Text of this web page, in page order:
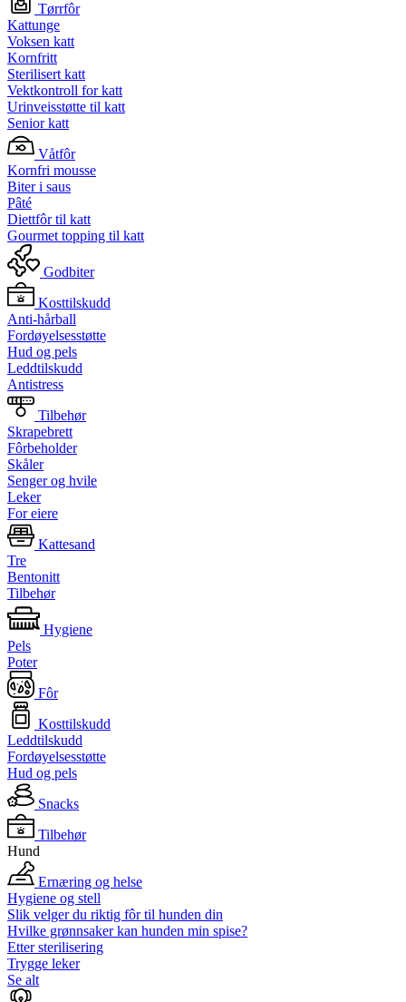
Tørrfôr
Kattunge
Voksen katt
Kornfritt
Sterilisert katt
Vektkontroll for katt
Urinveisstøtte til katt
Senior katt
Våtfôr
Kornfri mousse
Biter i saus
Pâté
Diettfôr til katt
Gourmet topping til katt
Godbiter
Kosttilskudd
Anti-hårball
Fordøyelsesstøtte
Hud og pels
Leddtilskudd
Antistress
Tilbehør
Skrapebrett
Fôrbeholder
Skåler
Senger og hvile
Leker
For eiere
Kattesand
Tre
Bentonitt
Tilbehør
Hygiene
Pels
Poter
Fôr
Kosttilskudd
Leddtilskudd
Fordøyelsesstøtte
Hud og pels
Snacks
Tilbehør
Hund
Ernæring og helse
Hygiene og stell
Slik velger du riktig fôr til hunden din
Hvilke grønnsaker kan hunden min spise?
Etter sterilisering
Trygge leker
Se alt